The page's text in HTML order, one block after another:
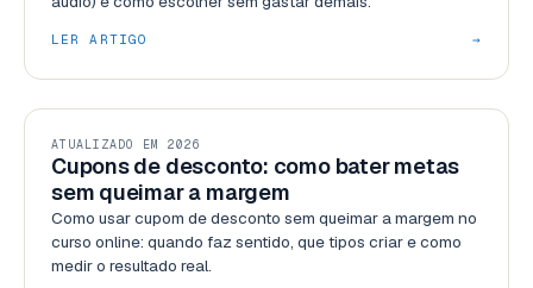
LER ARTIGO →
GESTÃO
ATUALIZADO EM 2026
Cupons de desconto: como bater metas
sem queimar a margem
Como usar cupom de desconto sem queimar a margem no
curso online: quando faz sentido, que tipos criar e como
medir o resultado real.